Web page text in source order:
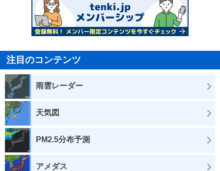
注目のコンテンツ
雨雲レーダー
天気図
PM2.5分布予測
アメダス